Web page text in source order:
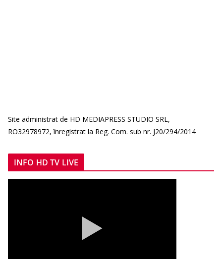
Site administrat de HD MEDIAPRESS STUDIO SRL,
RO32978972, înregistrat la Reg. Com. sub nr. J20/294/2014
INFO HD TV LIVE